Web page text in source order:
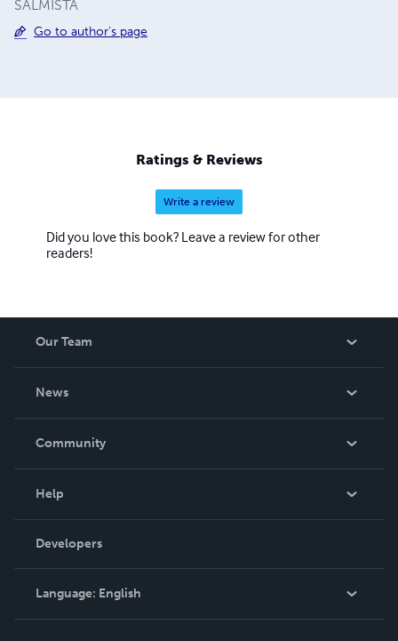
SALMISTA
Go to author's page
Ratings & Reviews
Write a review
Did you love this book? Leave a review for other
readers!
Our Team
News
In The News
Community
Podcast
Help
Order Lookup
Knowledge Base
Contact Support
Developers
Language: English